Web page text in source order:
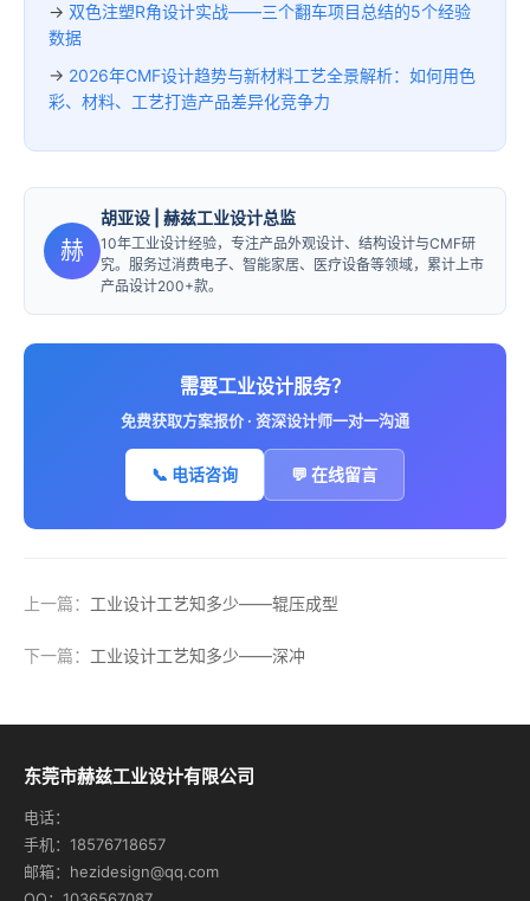
→ 双色注塑R角设计实战——三个翻车项目总结的5个经验
数据
→ 2026年CMF设计趋势与新材料工艺全景解析：如何用色
彩、材料、工艺打造产品差异化竞争力
赫
胡亚设 | 赫兹工业设计总监
10年工业设计经验，专注产品外观设计、结构设计与CMF研
究。服务过消费电子、智能家居、医疗设备等领域，累计上市
产品设计200+款。
需要工业设计服务？
免费获取方案报价 · 资深设计师一对一沟通
📞 电话咨询 💬 在线留言
上一篇： 工业设计工艺知多少——辊压成型
下一篇： 工业设计工艺知多少——深冲
东莞市赫兹工业设计有限公司
电话：
手机：18576718657
邮箱：hezidesign@qq.com